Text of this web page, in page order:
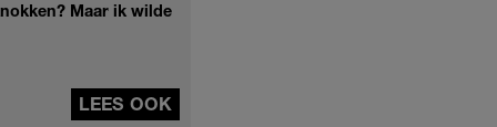
Maar ik wilde
LEES OOK